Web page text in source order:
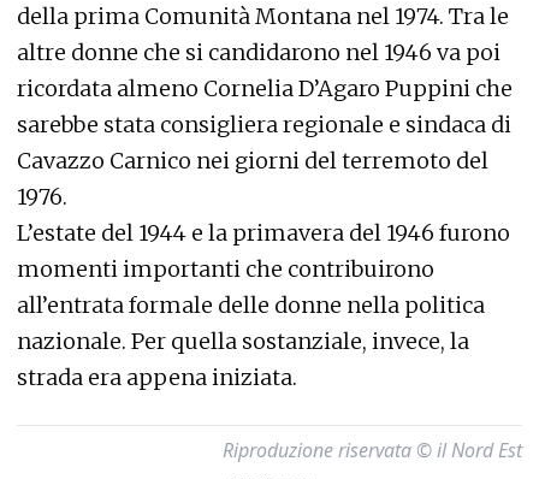
della prima Comunità Montana nel 1974. Tra le
altre donne che si candidarono nel 1946 va poi
ricordata almeno Cornelia D’Agaro Puppini che
sarebbe stata consigliera regionale e sindaca di
Cavazzo Carnico nei giorni del terremoto del
1976.
L’estate del 1944 e la primavera del 1946 furono
momenti importanti che contribuirono
all’entrata formale delle donne nella politica
nazionale. Per quella sostanziale, invece, la
strada era appena iniziata.
Riproduzione riservata © il Nord Est